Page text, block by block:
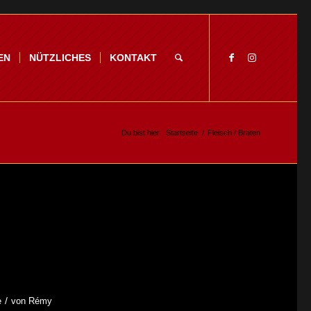
NÜTZLICHES KONTAKT
Du bist hier: Startseite / Fleisch / Braten
/ von Rémy